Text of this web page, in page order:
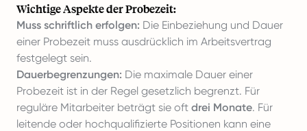
Wichtige Aspekte der Probezeit:
Muss schriftlich erfolgen: Die Einbeziehung und Dauer
einer Probezeit muss ausdrücklich im Arbeitsvertrag
festgelegt sein.
Dauerbegrenzungen: Die maximale Dauer einer
Probezeit ist in der Regel gesetzlich begrenzt. Für
reguläre Mitarbeiter beträgt sie oft drei Monate. Für
leitende oder hochqualifizierte Positionen kann eine